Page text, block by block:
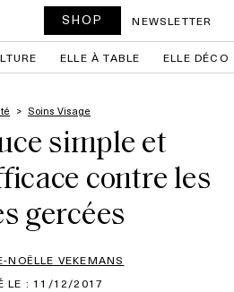
SHOP NEWSLETTER
ELLE À TABLE ELLE DÉCO
Soins Visage
simple et
contre les
gercées
NOËLLE VEKEMANS
LE : 11/12/2017